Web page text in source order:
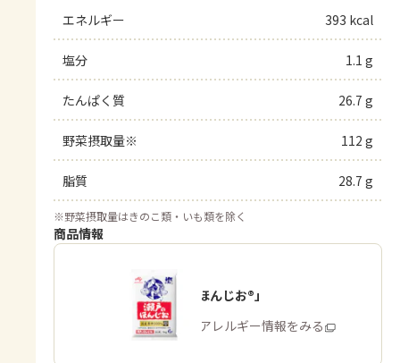
エネルギー
393 kcal
塩分 1.1 g
たんぱく質 26.7 g
野菜摂取量※ 112 g
脂質 28.7 g
※野菜摂取量はきのこ類・いも類を除く
商品情報
「瀬戸のほんじお®」
商品・アレルギー情報をみる